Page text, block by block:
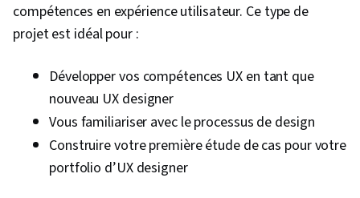
compétences en expérience utilisateur. Ce type de
projet est idéal pour :
Développer vos compétences UX en tant que
nouveau UX designer
Vous familiariser avec le processus de design
Construire votre première étude de cas pour votre
portfolio d’UX designer